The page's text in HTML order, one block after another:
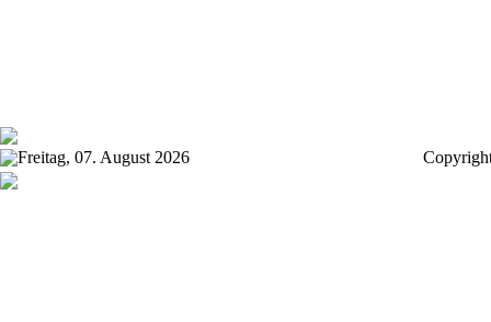
Freitag, 07. August 2026